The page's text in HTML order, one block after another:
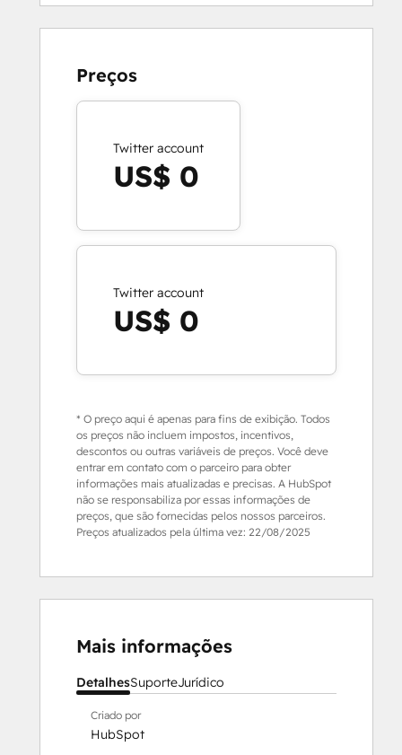
Preços
Twitter account
US$ 0
Twitter account
US$ 0
* O preço aqui é apenas para fins de exibição. Todos
os preços não incluem impostos, incentivos,
descontos ou outras variáveis de preços. Você deve
entrar em contato com o parceiro para obter
informações mais atualizadas e precisas. A HubSpot
não se responsabiliza por essas informações de
preços, que são fornecidas pelos nossos parceiros.
Preços atualizados pela última vez: 22/08/2025
Mais informações
DetalhesSuporteJurídico
Criado por
HubSpot